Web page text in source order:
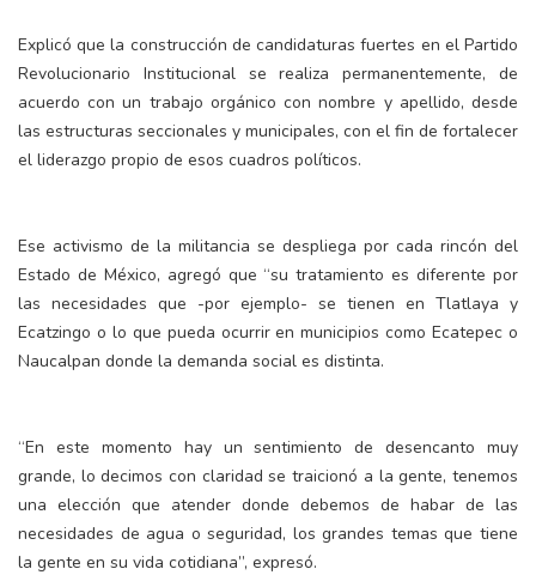
Explicó que la construcción de candidaturas fuertes en el Partido
Revolucionario Institucional se realiza permanentemente, de
acuerdo con un trabajo orgánico con nombre y apellido, desde
las estructuras seccionales y municipales, con el fin de fortalecer
el liderazgo propio de esos cuadros políticos.
Ese activismo de la militancia se despliega por cada rincón del
Estado de México, agregó que “su tratamiento es diferente por
las necesidades que -por ejemplo- se tienen en Tlatlaya y
Ecatzingo o lo que pueda ocurrir en municipios como Ecatepec o
Naucalpan donde la demanda social es distinta.
“En este momento hay un sentimiento de desencanto muy
grande, lo decimos con claridad se traicionó a la gente, tenemos
una elección que atender donde debemos de habar de las
necesidades de agua o seguridad, los grandes temas que tiene
la gente en su vida cotidiana”, expresó.